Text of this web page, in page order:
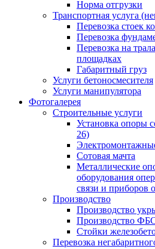
Норма отгрузки
Транспортная услуга
Перевозка стоек
Перевозка
Перевозка на
площадках
Габаритный груз
Услуги бетоносмесителя
Услуги манипулятора
Фотогалерея
Строительные услуги
Установка опоры
26)
Сотовая мачта
Металлические
оборудования
связи и
Производство
Производство
Производство
Стойки
Перевозка